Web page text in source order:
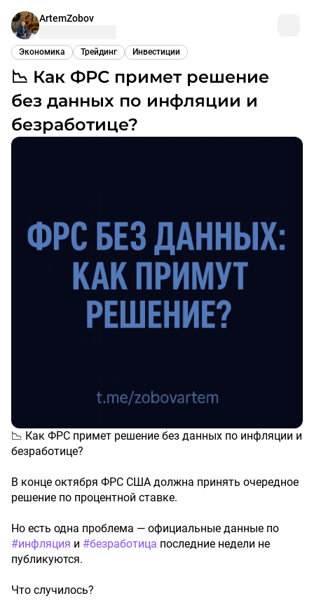
ArtemZobov
Экономика Трейдинг Инвестиции
📉 Как ФРС примет решение
без данных по инфляции и
безработице?
📉 Как ФРС примет решение без данных по инфляции и
безработице?
В конце октября ФРС США должна принять очередное
решение по процентной ставке.
Но есть одна проблема — официальные данные по
#инфляция и #безработица последние недели не
публикуются.
Что случилось?